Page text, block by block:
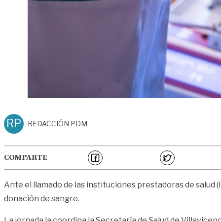
RP REDACCIÓN PDM
COMPARTE
Ante el llamado de las instituciones prestadoras de salud
donación de sangre.